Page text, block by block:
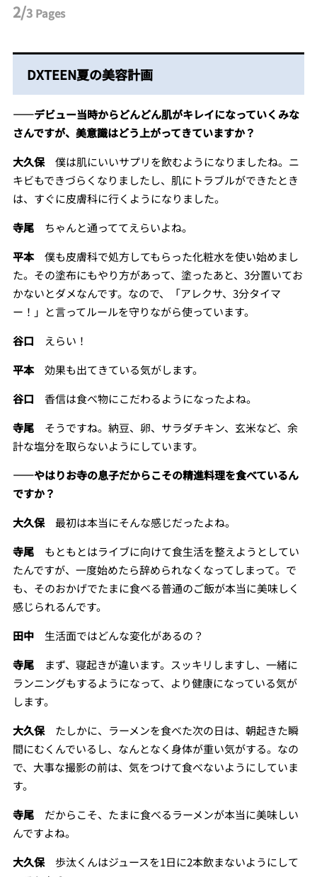
2/3 Pages
DXTEEN夏の美容計画
――デビュー当時からどんどん肌がキレイになっていくみな
さんですが、美意識はどう上がってきていますか？
大久保僕は肌にいいサプリを飲むようになりましたね。ニ
キビもできづらくなりましたし、肌にトラブルができたとき
は、すぐに皮膚科に行くようになりました。
寺尾ちゃんと通っててえらいよね。
平本僕も皮膚科で処方してもらった化粧水を使い始めまし
た。その塗布にもやり方があって、塗ったあと、3分置いてお
かないとダメなんです。なので、「アレクサ、3分タイマ
ー！」と言ってルールを守りながら使っています。
谷口 えらい！
平本効果も出てきている気がします。
谷口 香信は食べ物にこだわるようになったよね。
寺尾そうですね。納豆、卵、サラダチキン、玄米など、余
計な塩分を取らないようにしています。
――やはりお寺の息子だからこその精進料理を食べているん
ですか？
大久保最初は本当にそんな感じだったよね。
寺尾もともとはライブに向けて食生活を整えようとしてい
たんですが、一度始めたら辞められなくなってしまって。で
も、そのおかげでたまに食べる普通のご飯が本当に美味しく
感じられるんです。
田中生活面ではどんな変化があるの？
寺尾まず、寝起きが違います。スッキリしますし、一緒に
ランニングもするようになって、より健康になっている気が
します。
大久保たしかに、ラーメンを食べた次の日は、朝起きた瞬
間にむくんでいるし、なんとなく身体が重い気がする。なの
で、大事な撮影の前は、気をつけて食べないようにしていま
す。
寺尾だからこそ、たまに食べるラーメンが本当に美味しい
んですよね。
大久保歩汰くんはジュースを1日に2本飲まないようにして